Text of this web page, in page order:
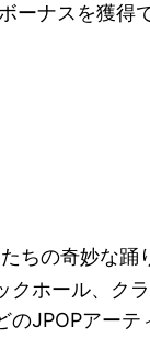
ーナスを獲得
ちの奇妙な踊
ホール、ク
JPOPアー